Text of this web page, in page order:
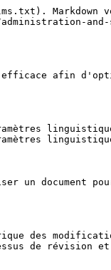
Markdown
efficace afin
un
des
de